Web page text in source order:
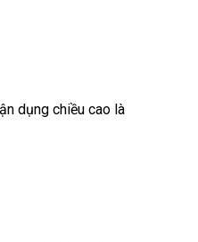
dụng chiều cao là